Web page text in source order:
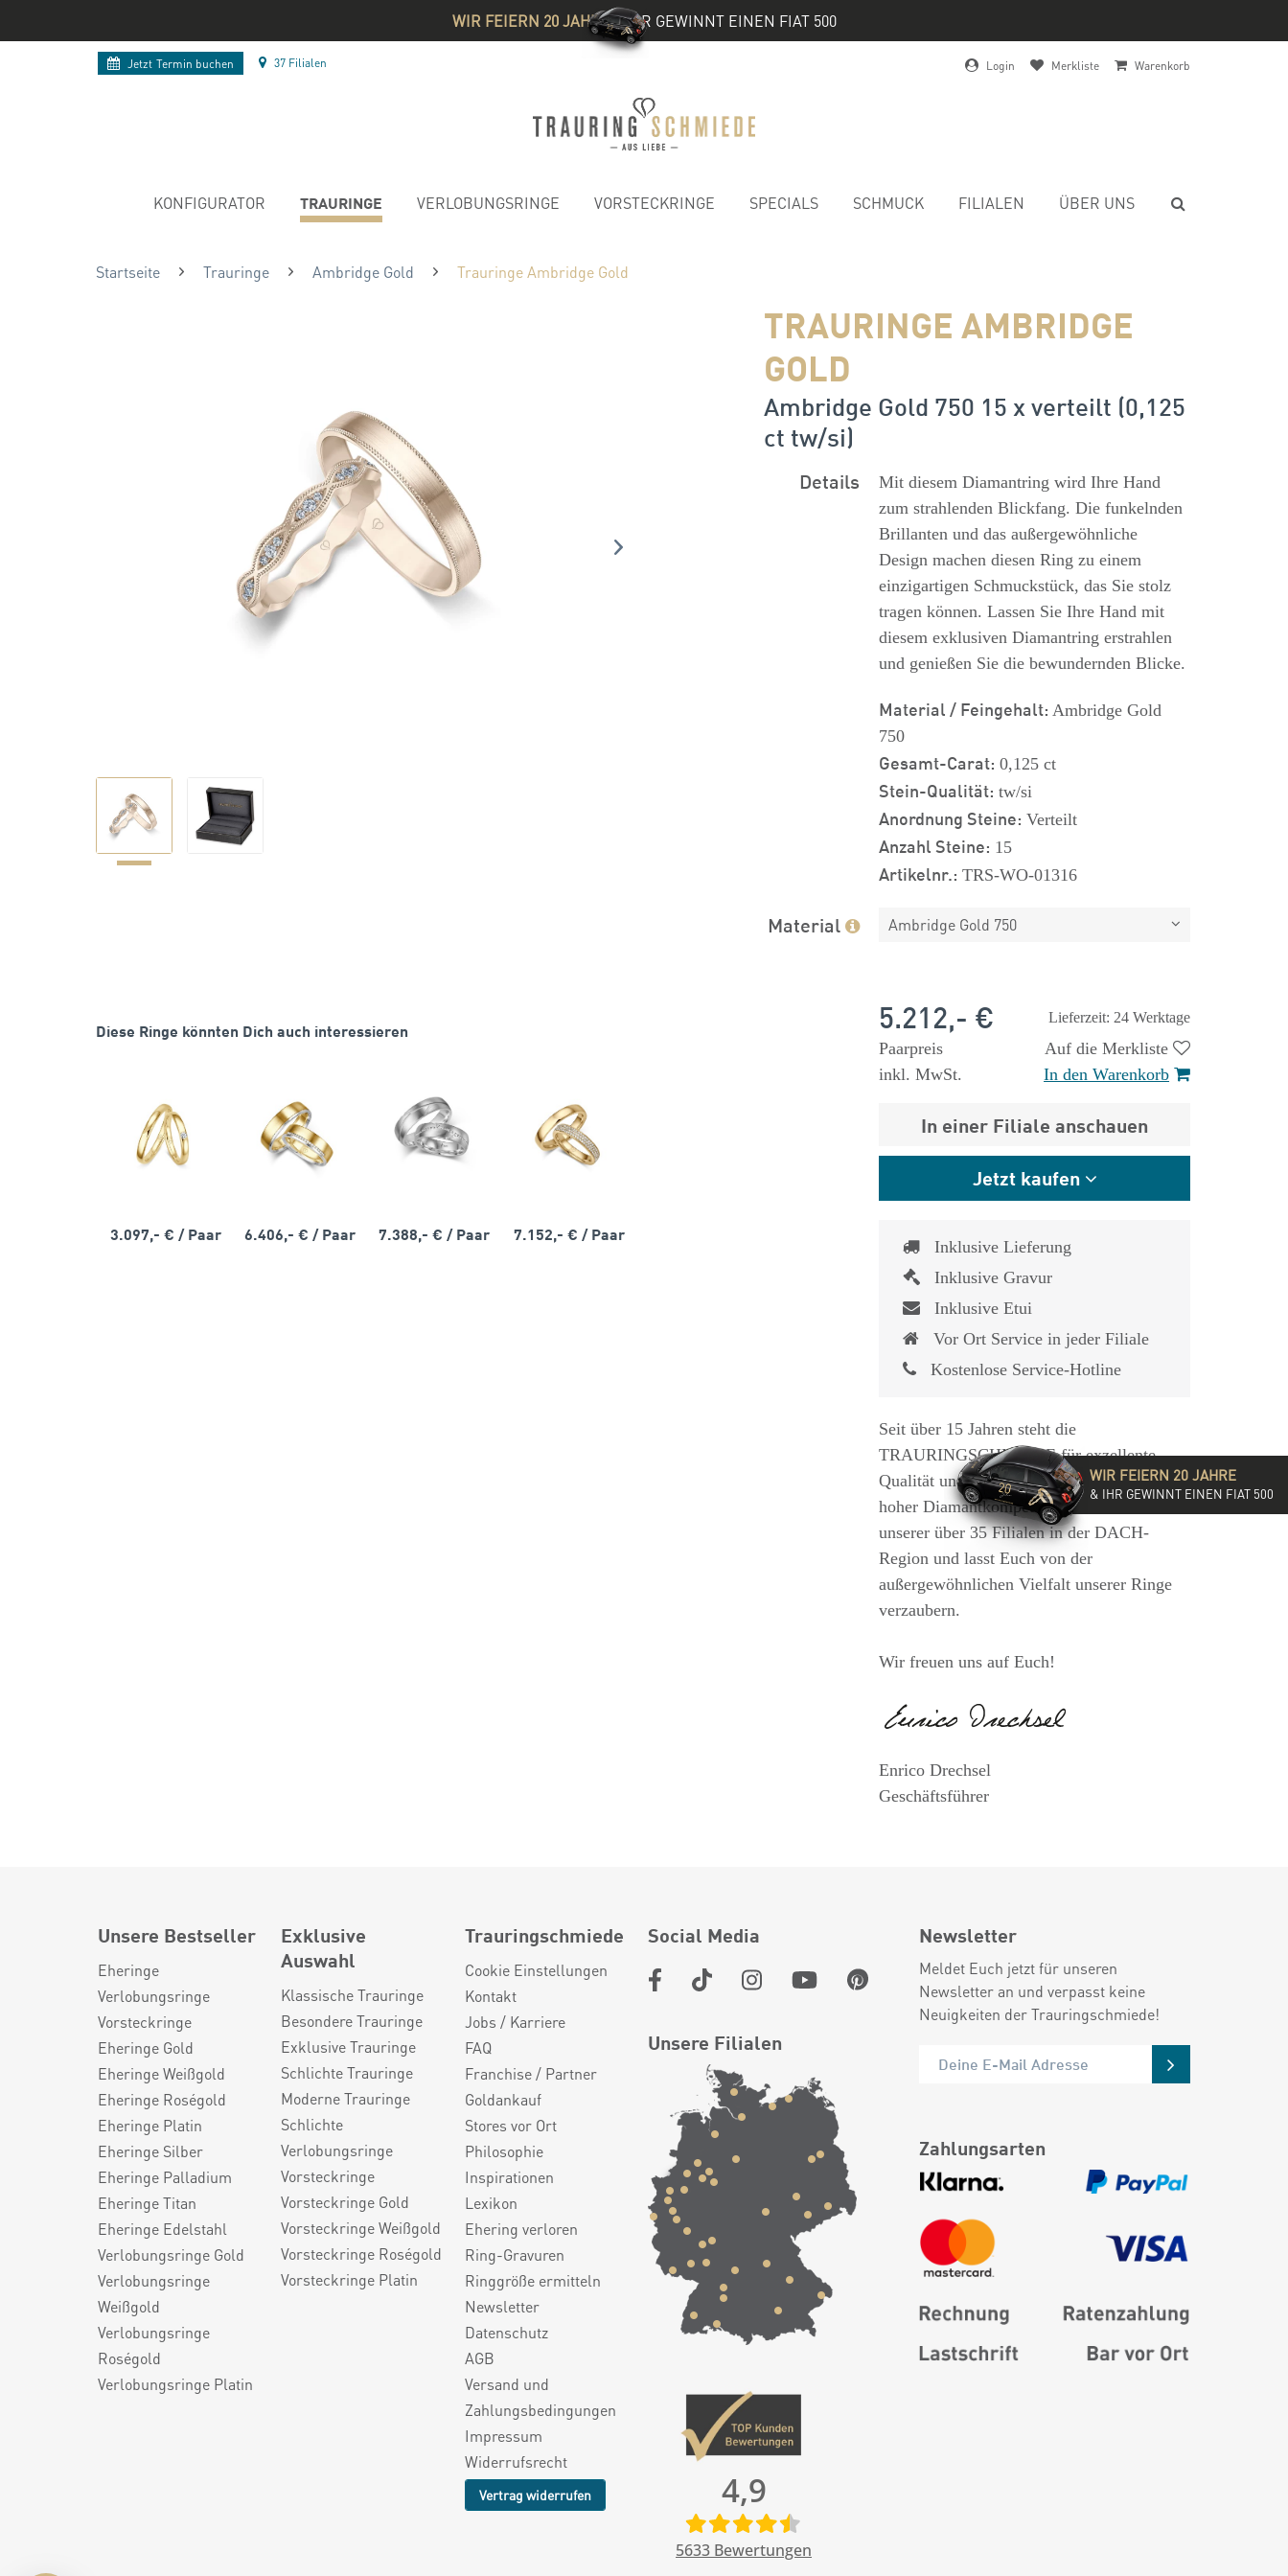
WIR FEIERN 20 JAHRE& IHR GEWINNT EINEN FIAT 500
Jetzt Termin buchen 37 Filialen Login Merkliste Warenkorb
KONFIGURATOR TRAURINGE VERLOBUNGSRINGE VORSTECKRINGE SPECIALS SCHMUCK FILIALEN ÜBER UNS
Startseite Trauringe Ambridge Gold Trauringe Ambridge Gold
TRAURINGE AMBRIDGE
GOLD
Ambridge Gold 750 15 x verteilt (0,125
ct tw/si)
Diese Ringe könnten Dich auch interessieren
3.097,- € / Paar 6.406,- €/ Paar 7.388,- €/ Paar 7.152,- € / Paar
Details
Mit diesem Diamantring wird Ihre Hand
zum strahlenden Blickfang. Die funkelnden
Brillanten und das außergewöhnliche
Design machen diesen Ring zu einem
einzigartigen Schmuckstück, das Sie stolz
tragen können. Lassen Sie Ihre Hand mit
diesem exklusiven Diamantring erstrahlen
und genießen Sie die bewundernden Blicke.
Material / Feingehalt: Ambridge Gold
750
Gesamt-Carat: 0,125 ct
Stein-Qualität: tw/si
Anordnung Steine: Verteilt
Anzahl Steine: 15
Artikelnr.: TRS-WO-01316
Material Ambridge Gold 750
Lieferzeit: 24 Werktage
5.212,- €
Paarpreis
inkl. MwSt.
Auf die Merkliste
In den Warenkorb
In einer Filiale anschauen
Jetzt kaufen
Inklusive Lieferung
Inklusive Gravur
Inklusive Etui
Vor Ort Service in jeder Filiale
Kostenlose Service-Hotline
Seit über 15 Jahren steht die
TRAURINGSCHMIEDE für exzellente
Qualität und hochwertige Beratung mit
hoher Diamantkompetenz. Besucht eine
unserer über 35 Filialen in der DACH-
Region und lasst Euch von der
außergewöhnlichen Vielfalt unserer Ringe
verzaubern.
Wir freuen uns auf Euch!
Enrico Drechsel
Geschäftsführer
Unsere Bestseller
Eheringe
Verlobungsringe
Vorsteckringe
Eheringe Gold
Eheringe Weißgold
Eheringe Roségold
Eheringe Platin
Eheringe Silber
Eheringe Palladium
Eheringe Titan
Eheringe Edelstahl
Verlobungsringe Gold
Verlobungsringe
Weißgold
Verlobungsringe
Roségold
Verlobungsringe Platin
Exklusive
Auswahl
Klassische Trauringe
Besondere Trauringe
Exklusive Trauringe
Schlichte Trauringe
Moderne Trauringe
Schlichte
Verlobungsringe
Vorsteckringe
Vorsteckringe Gold
Vorsteckringe Weißgold
Vorsteckringe Roségold
Vorsteckringe Platin
Trauringschmiede
Cookie Einstellungen
Kontakt
Jobs / Karriere
FAQ
Franchise / Partner
Goldankauf
Stores vor Ort
Philosophie
Inspirationen
Lexikon
Ehering verloren
Ring-Gravuren
Ringgröße ermitteln
Newsletter
Datenschutz
AGB
Versand und
Zahlungsbedingungen
Impressum
Widerrufsrecht
Vertrag widerrufen
Social Media
Unsere Filialen
4,9
5633 Bewertungen
Newsletter
Meldet Euch jetzt für unseren
Newsletter an und verpasst keine
Neuigkeiten der Trauringschmiede!
Zahlungsarten
WIR FEIERN 20 JAHRE
& IHR GEWINNT EINEN FIAT 500